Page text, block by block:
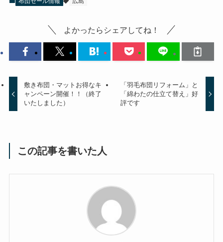
よかったらシェアしてね！
敷き布団・マットお得なキ
ャンペーン開催！！（終了
いたしました）
「羽毛布団リフォーム」と
「綿わたの仕立て替え」好
評です
この記事を書いた人